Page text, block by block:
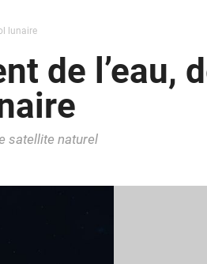
lunaire
de l’eau,
satellite naturel